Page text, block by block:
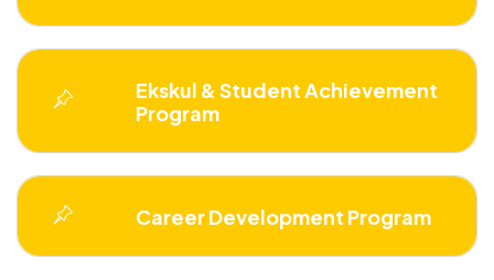
Ekskul & Student Achievement
Program
Career Development Program